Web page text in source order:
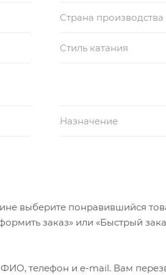
Страна производства
Стиль катания
Назначение
выберите понравившийся
заказ» или «Быстрый
телефон и e-mail. Вам